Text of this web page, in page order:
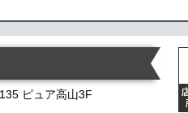
ピュア高山3F